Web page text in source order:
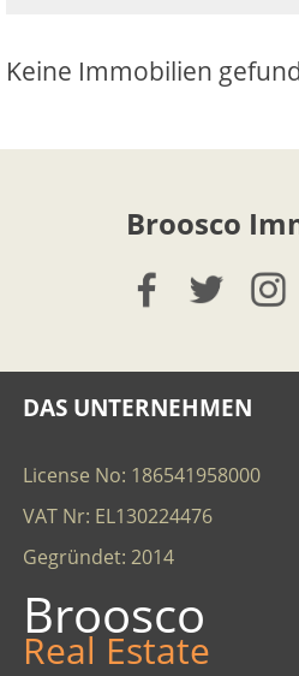
Keine Immobilien
Broosco
DAS UNTERNEHMEN
License No: 186541958000
VAT Nr: EL130224476
Gegründet: 2014
Broosco
Real Estate